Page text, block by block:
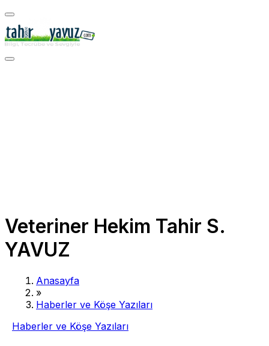
Skip
content
Veteriner Hekim Tahir S.
YAVUZ
Anasayfa
»
Haberler ve Köşe Yazıları
Haberler ve Köşe Yazıları